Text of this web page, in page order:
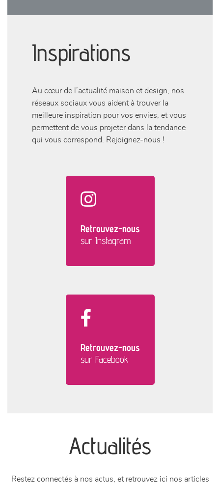
Inspirations
Au cœur de l’actualité maison et design, nos
réseaux sociaux vous aident à trouver la
meilleure inspiration pour vos envies, et vous
permettent de vous projeter dans la tendance
qui vous correspond. Rejoignez-nous !
Retrouvez-nous
sur Instagram
Retrouvez-nous
sur Facebook
Actualités
Restez connectés à nos actus, et retrouvez ici nos articles